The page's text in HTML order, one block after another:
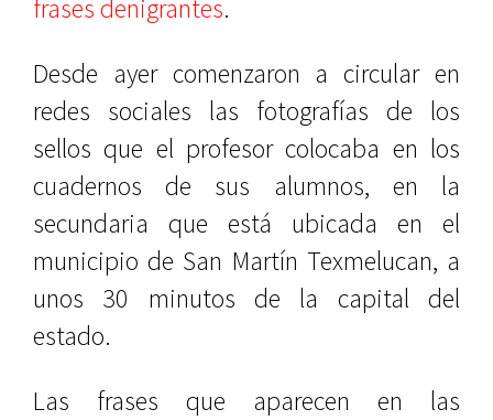
frases denigrantes.
Desde ayer comenzaron a circular en
redes sociales las fotografías de los
sellos que el profesor colocaba en los
cuadernos de sus alumnos, en la
secundaria que está ubicada en el
municipio de San Martín Texmelucan, a
unos 30 minutos de la capital del
estado.
Las frases que aparecen en las